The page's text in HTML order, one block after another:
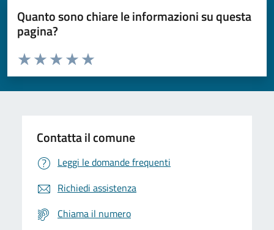
Quanto sono chiare le informazioni su questa
pagina?
Domanda
Valuta da 1 a 5 stelle la pagina
Valuta 5 stelle su 5
Valuta 4 stelle su 5
Valuta 3 stelle su 5
Valuta 2 stelle su 5
Valuta 1 stelle su 5
Contatta il comune
Leggi le domande frequenti
Richiedi assistenza
Chiama il numero